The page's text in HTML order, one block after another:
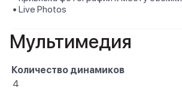
• Live Photos
Мультимедия
Количество динамиков
4